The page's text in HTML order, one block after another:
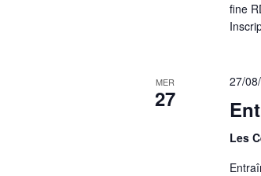
fine
MER
27
27/
Les